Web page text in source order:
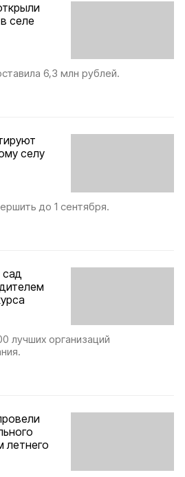
селе
6,3 млн рублей.
селу
до 1 сентября.
сад
лучших организаций
летнего